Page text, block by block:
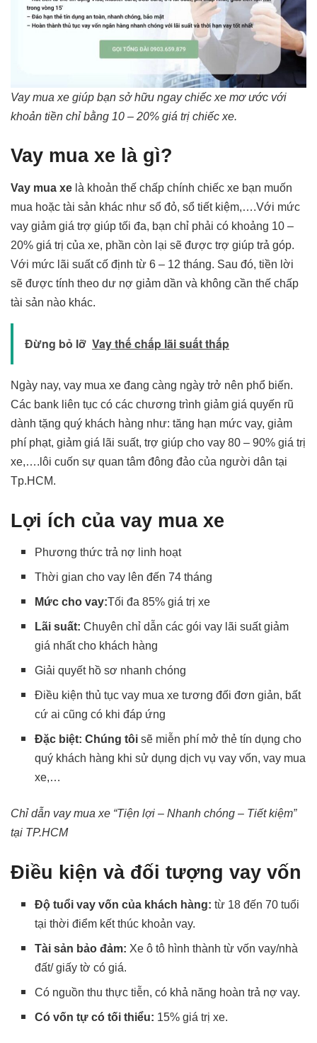
Vay mua xe giúp bạn sở hữu ngay chiếc xe mơ ước với
khoản tiền chỉ bằng 10 – 20% giá trị chiếc xe.
Vay mua xe là gì?
Vay mua xe là khoản thế chấp chính chiếc xe bạn muốn
mua hoặc tài sản khác như sổ đỏ, sổ tiết kiệm,….Với mức
vay giảm giá trợ giúp tối đa, bạn chỉ phải có khoảng 10 –
20% giá trị của xe, phần còn lại sẽ được trợ giúp trả góp.
Với mức lãi suất cố định từ 6 – 12 tháng. Sau đó, tiền lời
sẽ được tính theo dư nợ giảm dần và không cần thế chấp
tài sản nào khác.
Đừng bỏ lỡ Vay thế chấp lãi suất thấp
Ngày nay, vay mua xe đang càng ngày trở nên phổ biến.
Các bank liên tục có các chương trình giảm giá quyến rũ
dành tặng quý khách hàng như: tăng hạn mức vay, giảm
phí phạt, giảm giá lãi suất, trợ giúp cho vay 80 – 90% giá trị
xe,….lôi cuốn sự quan tâm đông đảo của người dân tại
Tp.HCM.
Lợi ích của vay mua xe
Phương thức trả nợ linh hoạt
Thời gian cho vay lên đến 74 tháng
Mức cho vay:Tối đa 85% giá trị xe
Lãi suất: Chuyên chỉ dẫn các gói vay lãi suất giảm
giá nhất cho khách hàng
Giải quyết hồ sơ nhanh chóng
Điều kiện thủ tục vay mua xe tương đối đơn giản, bất
cứ ai cũng có khi đáp ứng
Đặc biệt: Chúng tôi sẽ miễn phí mở thẻ tín dụng cho
quý khách hàng khi sử dụng dịch vụ vay vốn, vay mua
xe,…
Chỉ dẫn vay mua xe “Tiện lợi – Nhanh chóng – Tiết kiệm”
tại TP.HCM
Điều kiện và đối tượng vay vốn
Độ tuổi vay vốn của khách hàng: từ 18 đến 70 tuổi
tại thời điểm kết thúc khoản vay.
Tài sản bảo đảm: Xe ô tô hình thành từ vốn vay/nhà
đất/ giấy tờ có giá.
Có nguồn thu thực tiễn, có khả năng hoàn trả nợ vay.
Có vốn tự có tối thiểu: 15% giá trị xe.